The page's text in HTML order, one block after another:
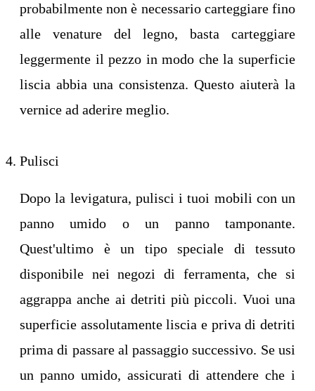
probabilmente non è necessario carteggiare fino
alle venature del legno, basta carteggiare
leggermente il pezzo in modo che la superficie
liscia abbia una consistenza. Questo aiuterà la
vernice ad aderire meglio.
Pulisci
Dopo la levigatura, pulisci i tuoi mobili con un
panno umido o un panno tamponante.
Quest'ultimo è un tipo speciale di tessuto
disponibile nei negozi di ferramenta, che si
aggrappa anche ai detriti più piccoli. Vuoi una
superficie assolutamente liscia e priva di detriti
prima di passare al passaggio successivo. Se usi
un panno umido, assicurati di attendere che i